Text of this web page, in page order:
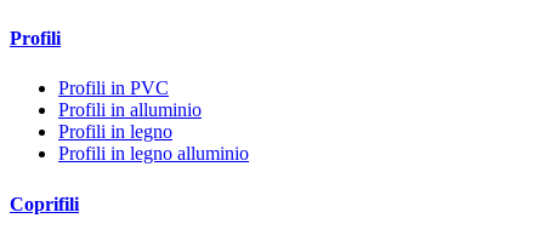
Profili
Profili in PVC
Profili in alluminio
Profili in legno
Profili in legno alluminio
Coprifili